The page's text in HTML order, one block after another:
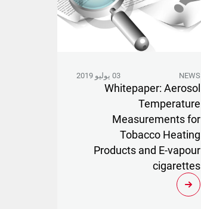
NEWS 03 يوليو 2019
Whitepaper: Aerosol
Temperature
Measurements for
Tobacco Heating
Products and E-vapour
cigarettes